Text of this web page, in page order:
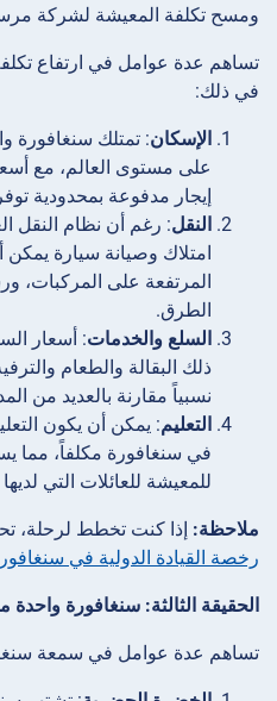
ومسح تكلفة المعيشة لشركة
تساهم عدة عوامل في ارتفاع
في ذلك:
الإسكان: تمتلك سنغافورة
على مستوى العالم، مع
إيجار مدفوعة بمحدودية
النقل: رغم أن نظام النقل
امتلاك وصيانة سيارة
المرتفعة على المركبات،
الطرق.
السلع والخدمات: أسعار
ذلك البقالة والطعام
نسبياً مقارنة بالعديد من
التعليم: يمكن أن يكون
في سنغافورة مكلفاً، مما
للمعيشة للعائلات التي
ملاحظة: إذا كنت تخطط لرحلة،
رخصة القيادة الدولية في
الحقيقة الثالثة: سنغافورة
تساهم عدة عوامل في سمعة